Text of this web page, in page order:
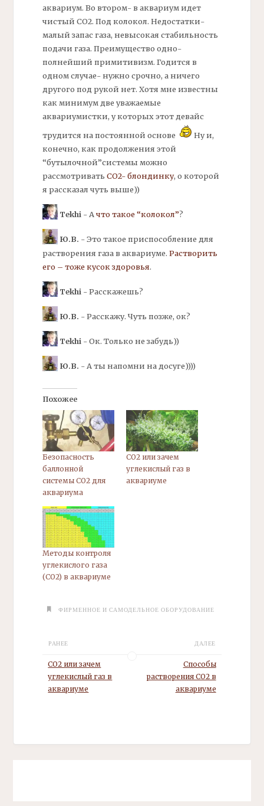
аквариум. Во втором- в аквариум идет
чистый СО2. Под колокол. Недостатки-
малый запас газа, невысокая стабильность
подачи газа. Преимущество одно-
полнейший примитивизм. Годится в
одном случае- нужно срочно, а ничего
другого под рукой нет. Хотя мне известны
как минимум две уважаемые
аквариумистки, у которых этот девайс
трудится на постоянной основе
Ну и,
конечно, как продолжения этой
“бутылочной”системы можно
рассмотривать СО2- блондинку, о которой
я рассказал чуть выше))
Tekhi- Ачто такое “колокол”?
Ю.В. - Это такое приспособление для
растворения газа в аквариуме. Растворить
его – тоже кусок здоровья.
Tekhi - Расскажешь?
Ю.В. - Расскажу. Чуть позже, ок?
Tekhi- Ок. Только не забудь))
Ю.В. - А ты напомни на досуге))))
Похожее
Безопасность
баллонной
системы СО2 для
аквариума
CO2 или зачем
углекислый газ в
аквариуме
Методы контроля
углекислого газа
(СО2) в аквариуме
ФИРМЕННОЕ И САМОДЕЛЬНОЕ ОБОРУДОВАНИЕ
РАНЕЕ
CO2 или зачем
углекислый газ в
аквариуме
ДАЛЕЕ
Способы
растворения СО2 в
аквариуме